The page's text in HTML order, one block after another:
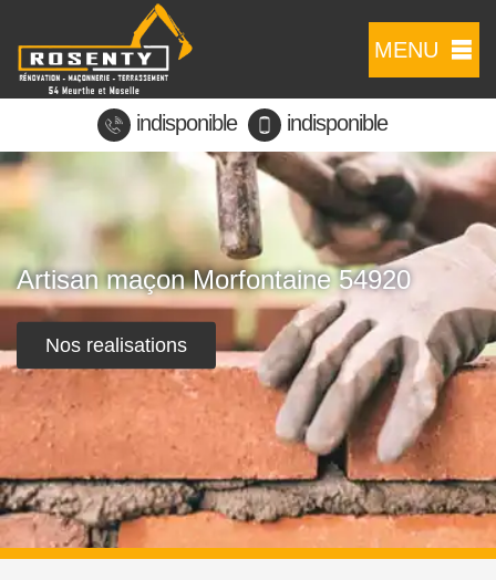
MENU
indisponible indisponible
Artisan maçon Morfontaine 54920
Nos realisations